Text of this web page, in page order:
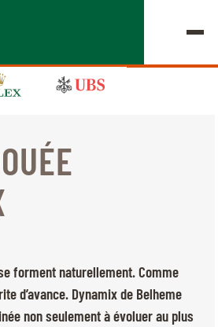
EXPOSANTS
2026
forment naturellement. Comme
d’avance. Dynamix de Belheme
non seulement à évoluer au plus